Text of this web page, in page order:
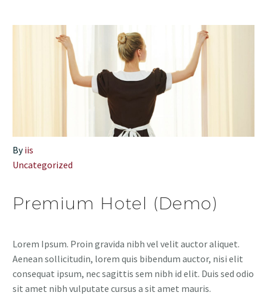
Byiis
Uncategorized
Premium Hotel (Demo)
Lorem Ipsum. Proin gravida nibh vel velit auctor aliquet.
Aenean sollicitudin, lorem quis bibendum auctor, nisi elit
consequat ipsum, nec sagittis sem nibh id elit. Duis sed odio
sit amet nibh vulputate cursus a sit amet mauris.